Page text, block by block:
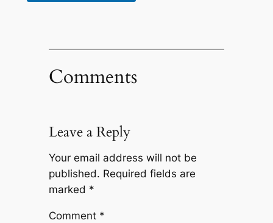
Comments
Leave a Reply
Your email address will not be
published. Required fields are
marked *
Comment *